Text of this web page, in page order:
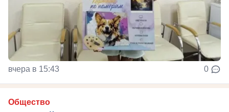
вчера в 15:43 0
Общество